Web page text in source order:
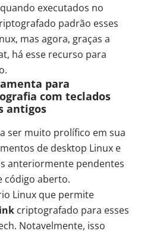
executados no
padrão esses
mas agora, graças a
há esse recurso para
para
com teclados
antigos
ser muito prolífico em sua
de desktop Linux e
anteriormente pendentes
código aberto.
Linux que permite
criptografado para esses
Notavelmente, isso